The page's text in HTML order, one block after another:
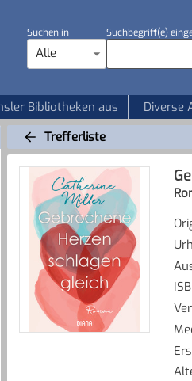
Suchen in
Alle
Suchbegriff(e)
Bibliotheken aus Diverse
Trefferliste